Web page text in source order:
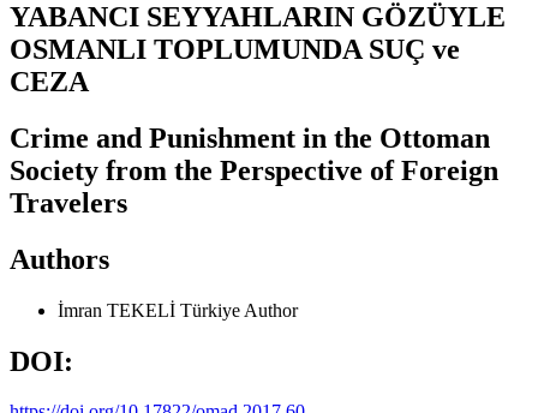
YABANCI SEYYAHLARIN GÖZÜYLE
OSMANLI TOPLUMUNDA SUÇ ve
CEZA
Crime and Punishment in the Ottoman
Society from the Perspective of Foreign
Travelers
Authors
İmran TEKELİ Türkiye Author
DOI: